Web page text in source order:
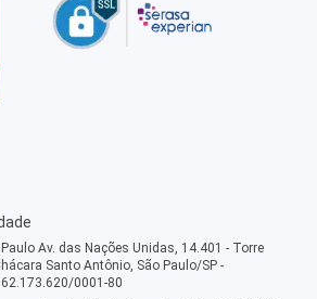
Av. das Nações Unidas, 14.401 - Torre
Santo Antônio, São Paulo/SP -
62.173.620/0001-80